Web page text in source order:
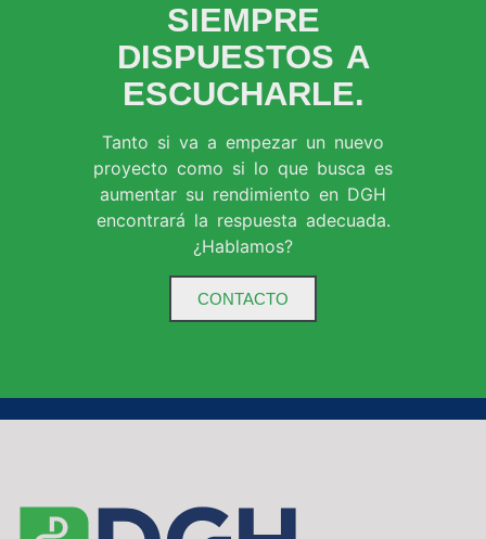
SIEMPRE
DISPUESTOS A
ESCUCHARLE.
Tanto si va a empezar un nuevo
proyecto como si lo que busca es
aumentar su rendimiento en DGH
encontrará la respuesta adecuada.
¿Hablamos?
CONTACTO